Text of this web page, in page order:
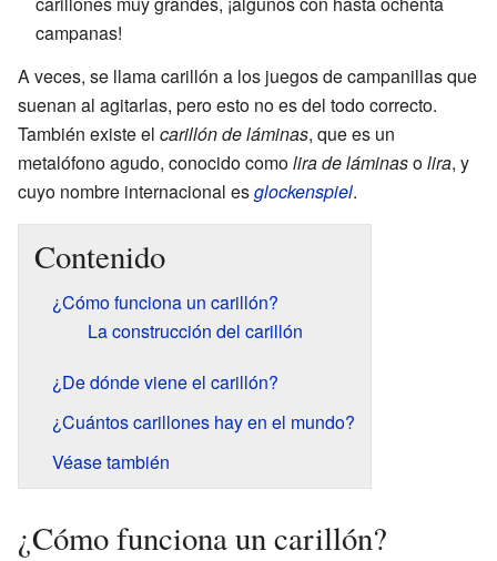
campanas!
A veces, se llama carillón a los juegos de campanillas que
suenan al agitarlas, pero esto no es del todo correcto.
También existe el carillón de láminas, que es un
metalófono agudo, conocido comolira de láminasolira, y
cuyo nombre internacional esglockenspiel.
Contenido
¿Cómo funciona un carillón?
La construcción del carillón
¿De dónde viene el carillón?
¿Cuántos carillones hay en el mundo?
Véase también
¿Cómo funciona un carillón?